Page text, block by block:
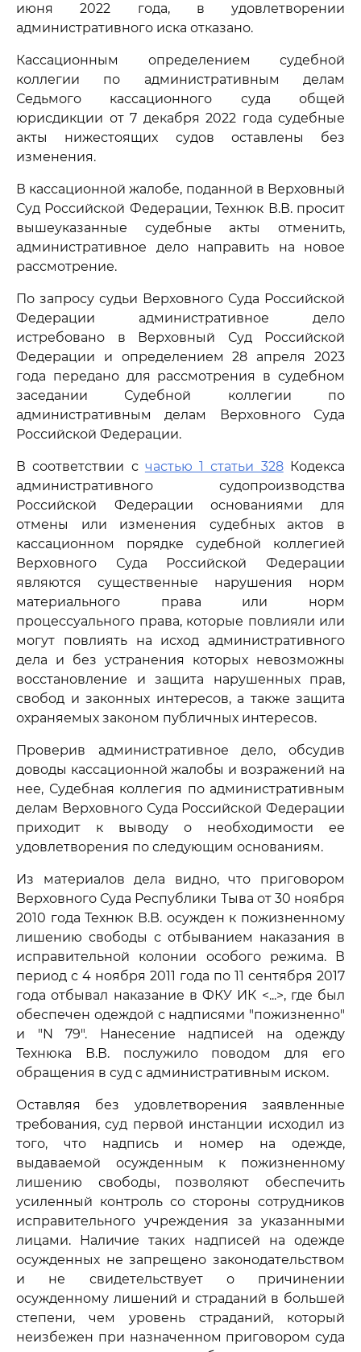
июня 2022 года, в удовлетворении
административного иска отказано.
Кассационным определением судебной
коллегии по административным делам
Седьмого кассационного суда общей
юрисдикции от 7 декабря 2022 года судебные
акты нижестоящих судов оставлены без
изменения.
В кассационной жалобе, поданной в Верховный
Суд Российской Федерации, Технюк В.В. просит
вышеуказанные судебные акты отменить,
административное дело направить на новое
рассмотрение.
По запросу судьи Верховного Суда Российской
Федерации административное дело
истребовано в Верховный Суд Российской
Федерации и определением 28 апреля 2023
года передано для рассмотрения в судебном
заседании Судебной коллегии по
административным делам Верховного Суда
Российской Федерации.
В соответствии с частью 1 статьи 328Кодекса
административного судопроизводства
Российской Федерации основаниями для
отмены или изменения судебных актов в
кассационном порядке судебной коллегией
Верховного Суда Российской Федерации
являются существенные нарушения норм
материального права или норм
процессуального права, которые повлияли или
могут повлиять на исход административного
дела и без устранения которых невозможны
восстановление и защита нарушенных прав,
свобод и законных интересов, а также защита
охраняемых законом публичных интересов.
Проверив административное дело, обсудив
доводы кассационной жалобы и возражений на
нее, Судебная коллегия по административным
делам Верховного Суда Российской Федерации
приходит к выводу о необходимости ее
удовлетворения по следующим основаниям.
Из материалов дела видно, что приговором
Верховного Суда Республики Тыва от 30 ноября
2010 года Технюк В.В. осужден к пожизненному
лишению свободы с отбыванием наказания в
исправительной колонии особого режима. В
период с 4 ноября 2011 года по 11 сентября 2017
года отбывал наказание в ФКУ ИК <...>, где был
обеспечен одеждой с надписями "пожизненно"
и "N 79". Нанесение надписей на одежду
Технюка В.В. послужило поводом для его
обращения в суд с административным иском.
Оставляя без удовлетворения заявленные
требования, суд первой инстанции исходил из
того, что надпись и номер на одежде,
выдаваемой осужденным к пожизненному
лишению свободы, позволяют обеспечить
усиленный контроль со стороны сотрудников
исправительного учреждения за указанными
лицами. Наличие таких надписей на одежде
осужденных не запрещено законодательством
и не свидетельствует о причинении
осужденному лишений и страданий в большей
степени, чем уровень страданий, который
неизбежен при назначенном приговором суда